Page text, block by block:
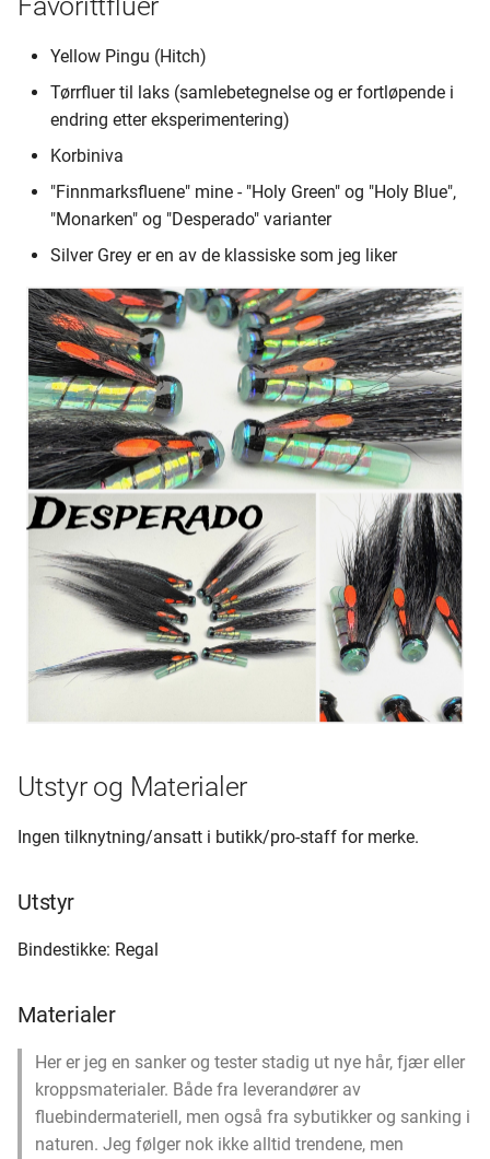
Yellow Pingu (Hitch)
Tørrfluer til laks (samlebetegnelse og er fortløpende i
endring etter eksperimentering)
Korbiniva
"Finnmarksfluene" mine - "Holy Green" og "Holy Blue",
"Monarken" og "Desperado" varianter
Silver Grey er en av de klassiske som jeg liker
Utstyr og Materialer
Ingen tilknytning/ansatt i butikk/pro-staff for merke.
Utstyr
Bindestikke: Regal
Materialer
Her er jeg en sanker og tester stadig ut nye hår, fjær eller
kroppsmaterialer. Både fra leverandører av
fluebindermateriell, men også fra sybutikker og sanking i
naturen. Jeg følger nok ikke alltid trendene, men